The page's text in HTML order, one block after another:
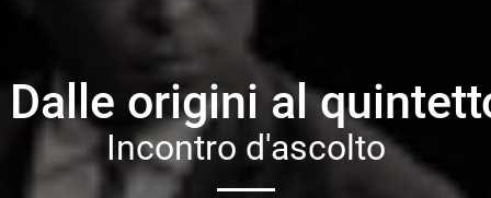
Dalle origini al
Incontro d'ascolto